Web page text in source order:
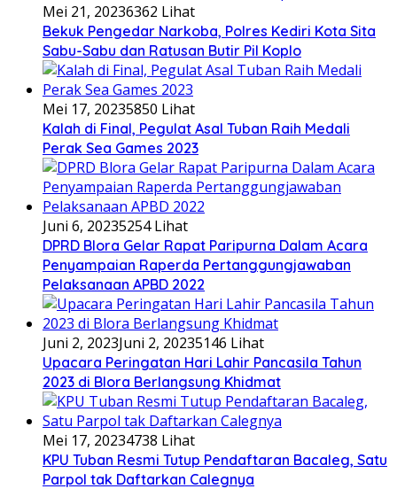
Mei 21, 20236362 Lihat
Bekuk Pengedar Narkoba, Polres Kediri Kota Sita
Sabu-Sabu dan Ratusan Butir Pil Koplo
Mei 17, 20235850 Lihat
Kalah di Final, Pegulat Asal Tuban Raih Medali
Perak Sea Games 2023
Juni 6, 20235254 Lihat
DPRD Blora Gelar Rapat Paripurna Dalam Acara
Penyampaian Raperda Pertanggungjawaban
Pelaksanaan APBD 2022
Juni 2, 2023Juni 2, 20235146 Lihat
Upacara Peringatan Hari Lahir Pancasila Tahun
2023 di Blora Berlangsung Khidmat
Mei 17, 20234738 Lihat
KPU Tuban Resmi Tutup Pendaftaran Bacaleg, Satu
Parpol tak Daftarkan Calegnya